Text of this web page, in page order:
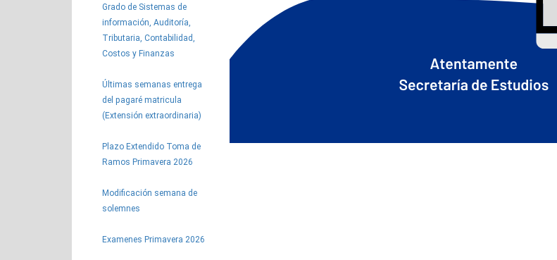
Grado de Sistemas de
información, Auditoría,
Tributaria, Contabilidad,
Costos y Finanzas
Últimas semanas entrega
del pagaré matricula
(Extensión extraordinaria)
Plazo Extendido Toma de
Ramos Primavera 2026
Modificación semana de
solemnes
Examenes Primavera 2026